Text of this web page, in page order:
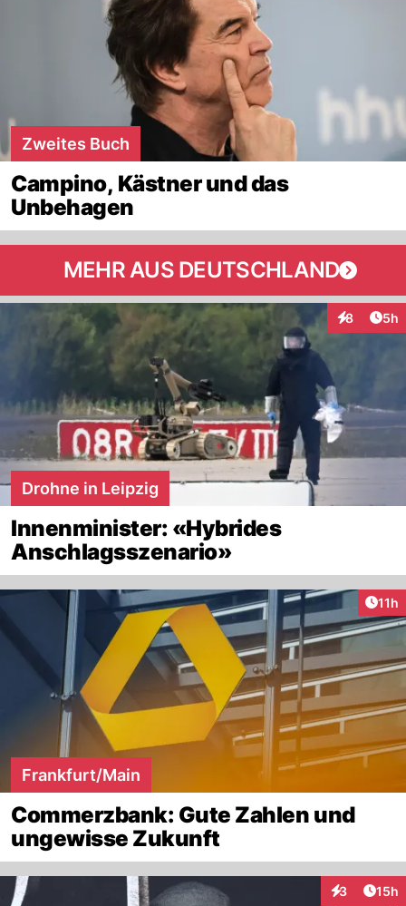
Zweites Buch
Campino, Kästner und das
Unbehagen
MEHR AUS DEUTSCHLAND
8 5h
Drohne in Leipzig
Innenminister: «Hybrides
Anschlagsszenario»
11h
Frankfurt/Main
Commerzbank: Gute Zahlen und
ungewisse Zukunft
3
Interaktionen
15h